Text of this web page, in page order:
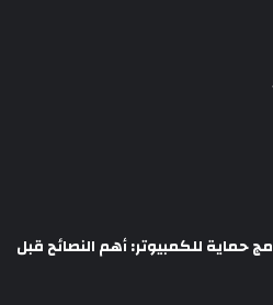
حماية للكمبيوتر: أهم النصائح قبل